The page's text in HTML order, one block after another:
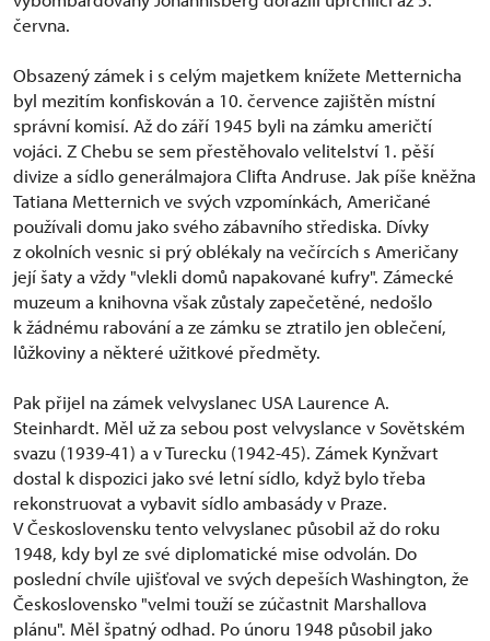
června.
Obsazený zámek i s celým majetkem knížete Metternicha
byl mezitím konfiskován a 10. července zajištěn místní
správní komisí. Až do září 1945 byli na zámku američtí
vojáci. Z Chebu se sem přestěhovalo velitelství 1. pěší
divize a sídlo generálmajora Clifta Andruse. Jak píše kněžna
Tatiana Metternich ve svých vzpomínkách, Američané
používali domu jako svého zábavního střediska. Dívky
z okolních vesnic si prý oblékaly na večírcích s Američany
její šaty a vždy "vlekli domů napakované kufry". Zámecké
muzeum a knihovna však zůstaly zapečetěné, nedošlo
k žádnému rabování a ze zámku se ztratilo jen oblečení,
lůžkoviny a některé užitkové předměty.
Pak přijel na zámek velvyslanec USA Laurence A.
Steinhardt. Měl už za sebou post velvyslance v Sovětském
svazu (1939-41) a v Turecku (1942-45). Zámek Kynžvart
dostal k dispozici jako své letní sídlo, když bylo třeba
rekonstruovat a vybavit sídlo ambasády v Praze.
V Československu tento velvyslanec působil až do roku
1948, kdy byl ze své diplomatické mise odvolán. Do
poslední chvíle ujišťoval ve svých depeších Washington, že
Československo "velmi touží se zúčastnit Marshallova
plánu". Měl špatný odhad. Po únoru 1948 působil jako